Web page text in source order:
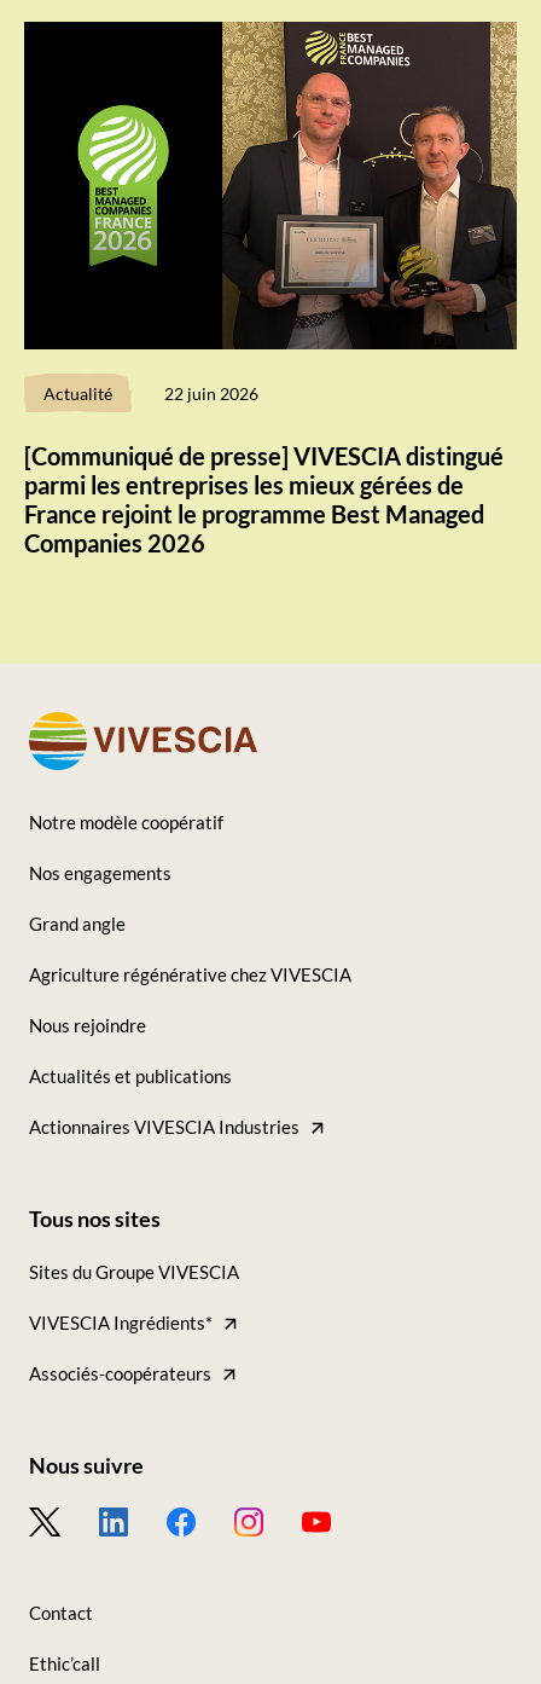
Actualité 22 juin 2026
[Communiqué de presse] VIVESCIA distingué
parmi les entreprises les mieux gérées de
France rejoint le programme Best Managed
Companies 2026
Seconde
colonne
Notre modèle coopératif
Nos engagements
Grand angle
Agriculture régénérative chez VIVESCIA
Nous rejoindre
Actualités et publications
Actionnaires VIVESCIA Industries
Tous
nos
Tous nos sites
Sites du Groupe VIVESCIA
VIVESCIA Ingrédients*
Associés-coopérateurs
-
suivre
Nous suivre
Contact
Ethic’call